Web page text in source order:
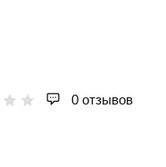
0 отзывов